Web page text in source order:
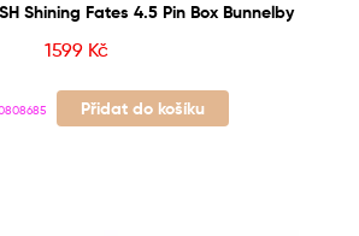
Shining Fates 4.5 Pin Box Bunnelby
1599 Kč
Přidat do košíku